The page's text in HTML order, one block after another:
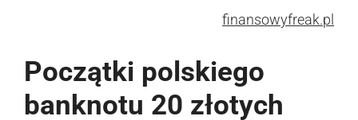
finansowyfreak.pl
Początki polskiego
banknotu 20 złotych